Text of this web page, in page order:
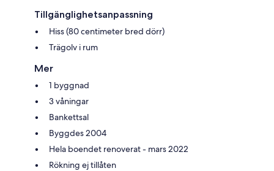
Tillgänglighetsanpassning
Hiss (80 centimeter bred dörr)
Trägolv i rum
Mer
1 byggnad
3 våningar
Bankettsal
Byggdes 2004
Hela boendet renoverat - mars 2022
Rökning ej tillåten